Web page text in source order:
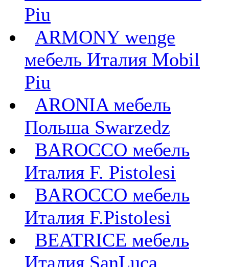
Piu
ARMONY wenge
мебель Италия Mobil
Piu
ARONIA мебель
Польша Swarzedz
BAROCCO мебель
Италия F. Pistolesi
BAROCCO мебель
Италия F.Pistolesi
BEATRICE мебель
Италия SanLuca